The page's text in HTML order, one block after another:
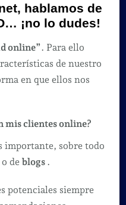
hablamos de
¡no lo dudes!
online”. Para ello
de nuestro
en que ellos nos
mis clientes online?
importante, sobre todo
de blogs .
potenciales siempre